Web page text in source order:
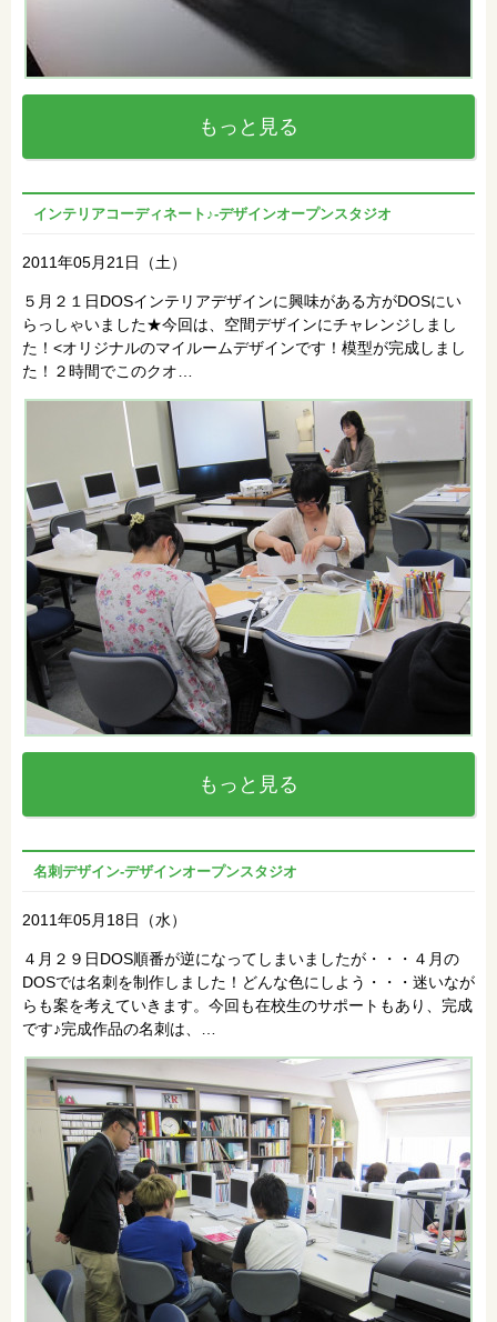
もっと見る
インテリアコーディネート♪‐デザインオープンスタジオ
2011年05月21日（土）
５月２１日DOSインテリアデザインに興味がある方がDOSにい
らっしゃいました★今回は、空間デザインにチャレンジしまし
た！<オリジナルのマイルームデザインです！模型が完成しまし
た！２時間でこのクオ…
もっと見る
名刺デザイン‐デザインオープンスタジオ
2011年05月18日（水）
４月２９日DOS順番が逆になってしまいましたが・・・４月の
DOSでは名刺を制作しました！どんな色にしよう・・・迷いなが
らも案を考えていきます。今回も在校生のサポートもあり、完成
です♪完成作品の名刺は、…